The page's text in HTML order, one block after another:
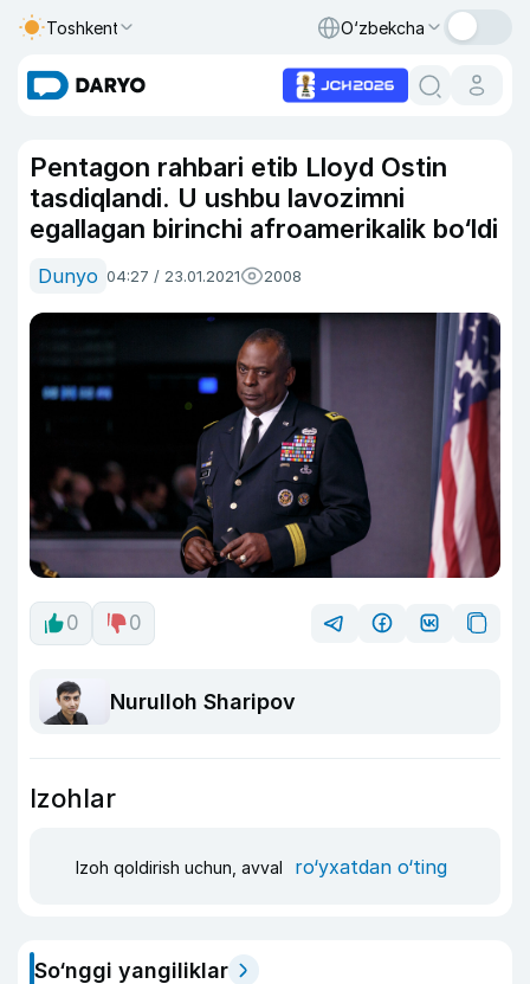
Toshkent O‘zbekcha
Pentagon rahbari etib Lloyd Ostin
tasdiqlandi. U ushbu lavozimni
egallagan birinchi afroamerikalik bo‘ldi
Dunyo 04:27 / 23.01.2021 2008
0 0
Nurulloh Sharipov
Izohlar
Izoh qoldirish uchun, avval ro‘yxatdan o‘ting
So‘nggi yangiliklar